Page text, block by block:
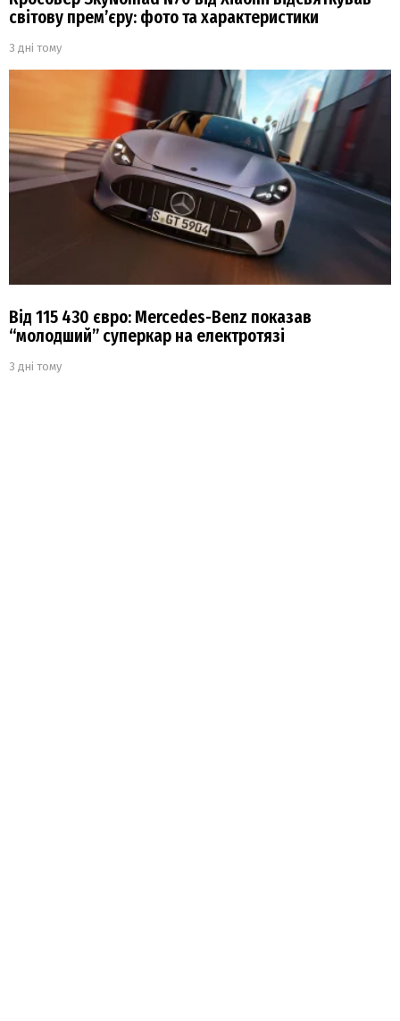
світову прем’єру: фото та характеристики
3 дні тому
Від 115 430 євро: Mercedes-Benz показав
“молодший” суперкар на електротязі
3 дні тому